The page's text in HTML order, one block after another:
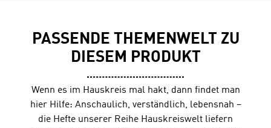
PASSENDE THEMENWELT ZU
DIESEM PRODUKT
Wenn es im Hauskreis mal hakt, dann findet man
hier Hilfe: Anschaulich, verständlich, lebensnah –
die Hefte unserer Reihe Hauskreiswelt liefern